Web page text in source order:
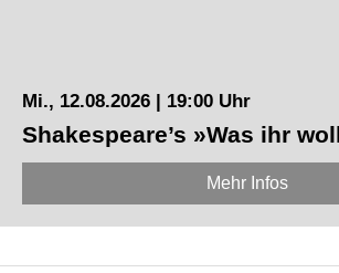
Mi., 12.08.2026 | 19:00 Uhr
Shakespeare’s »Was ihr
Mehr Infos